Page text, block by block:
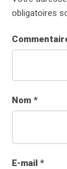
obligatoires
Nom *
E-mail *